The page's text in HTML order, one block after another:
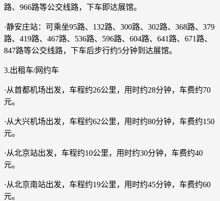
路、966路等公交线路，下车即达展馆。
·静安庄站：可乘坐95路、132路、300路、302路、368路、379
路、419路、467路、536路、596路、604路、641路、671路、
847路等公交线路，下车后步行约5分钟到达展馆。
3.出租车/网约车
·从首都机场出发，车程约26公里，用时约28分钟，车费约70
元。
·从大兴机场出发，车程约62公里，用时约80分钟，车费约150
元。
·从北京站出发，车程约10公里，用时约30分钟，车费约40
元。
·从北京南站出发，车程约19公里，用时约45分钟，车费约60
元。